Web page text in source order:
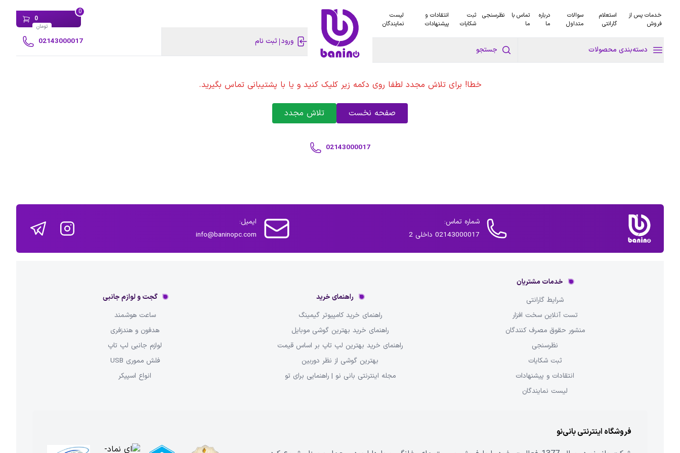
خدمات پس از
فروش
استعلام
گارانتی
سوالات
متداول
درباره
ما
تماس با
ما
نظرسنجی
ثبت
شکایات
انتقادات و
پیشنهادات
لیست
نمایندگان
دسته‌بندی محصولات جستجو
0
0
تومان
ورود ثبت نام 02143000017
خطا! برای تلاش مجدد لطفا روی دکمه زیر کلیک کنید و یا با پشتیبانی تماس بگیرید.
صفحه نخست تلاش مجدد
02143000017
شماره تماس:
02143000017 داخلی 2
ایمیل:
info@baninopc.com
خدمات مشتریان
شرایط گارانتی
تست آنلاین سخت افزار
منشور حقوق مصرف کنندگان
نظرسنجی
ثبت شکایات
انتقادات و پیشنهادات
لیست نمایندگان
راهنمای خرید
راهنمای خرید کامپیوتر گیمینگ
راهنمای خرید بهترین گوشی موبایل
راهنمای خرید بهترین لپ تاپ بر اساس قیمت
بهترین گوشی از نظر دوربین
مجله اینترنتی بانی نو | راهنمایی برای تو
گجت و لوازم جانبی
ساعت هوشمند
هدفون و هندزفری
لوازم جانبی لپ تاپ
فلش مموری USB
انواع اسپیکر
فروشگاه اینترنتی بانی‌نو